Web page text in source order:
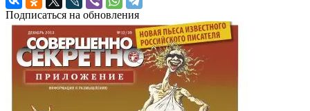
Подписаться на обновления